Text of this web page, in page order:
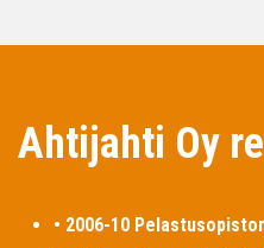
Ahtijahti Oy
• 2006-10